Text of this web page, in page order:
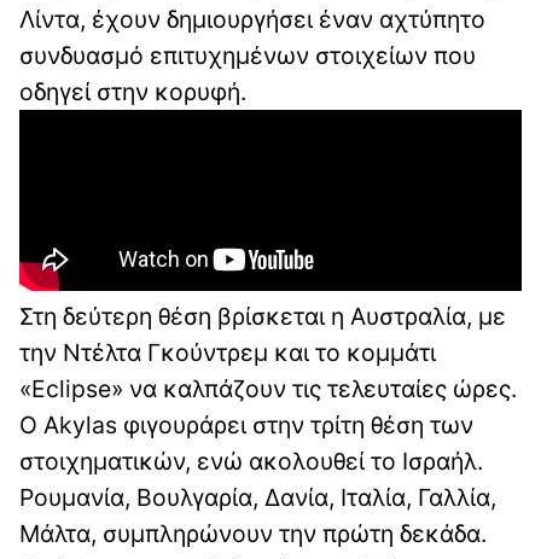
Λίντα, έχουν δημιουργήσει έναν αχτύπητο
συνδυασμό επιτυχημένων στοιχείων που
οδηγεί στην κορυφή.
Στη δεύτερη θέση βρίσκεται η Αυστραλία, με
την Ντέλτα Γκούντρεμ και το κομμάτι
«Eclipse» να καλπάζουν τις τελευταίες ώρες.
Ο Akylas φιγουράρει στην τρίτη θέση των
στοιχηματικών, ενώ ακολουθεί το Ισραήλ.
Ρουμανία, Βουλγαρία, Δανία, Ιταλία, Γαλλία,
Μάλτα, συμπληρώνουν την πρώτη δεκάδα.